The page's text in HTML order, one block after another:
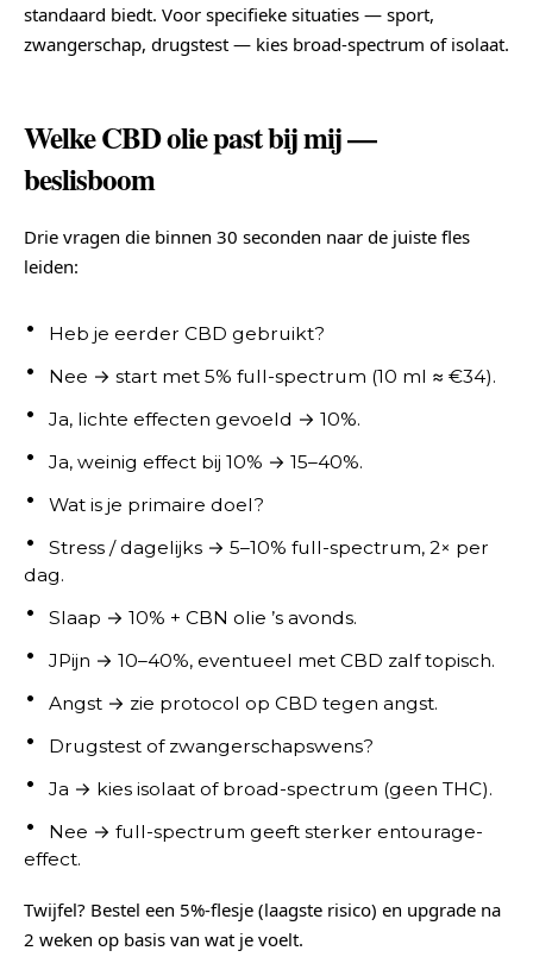
standaard biedt. Voor specifieke situaties — sport,
zwangerschap, drugstest — kies broad-spectrum of isolaat.
Welke CBD olie past bij mij —
beslisboom
Drie vragen die binnen 30 seconden naar de juiste fles
leiden:
Heb je eerder CBD gebruikt?
Nee → start met 5% full-spectrum (10 ml ≈ €34).
Ja, lichte effecten gevoeld → 10%.
Ja, weinig effect bij 10% → 15–40%.
Wat is je primaire doel?
Stress / dagelijks → 5–10% full-spectrum, 2× per
dag.
Slaap → 10% + CBN olie ’s avonds.
JPijn → 10–40%, eventueel met CBD zalf topisch.
Angst → zie protocol op CBD tegen angst.
Drugstest of zwangerschapswens?
Ja → kies isolaat of broad-spectrum (geen THC).
Nee → full-spectrum geeft sterker entourage-
effect.
Twijfel? Bestel een 5%-flesje (laagste risico) en upgrade na
2 weken op basis van wat je voelt.